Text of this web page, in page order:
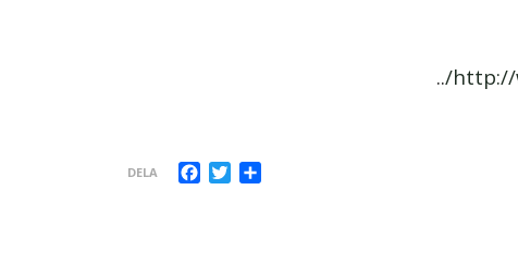
http://
..
DELA Facebook
Twitter